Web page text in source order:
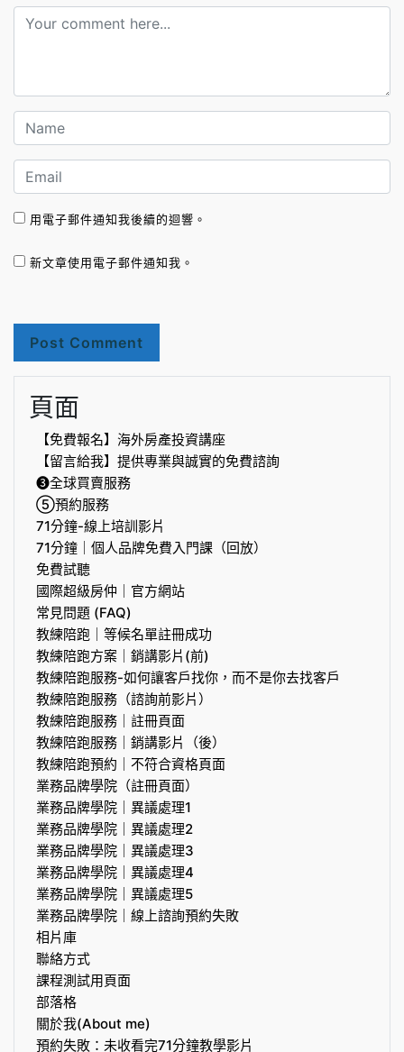
用電子郵件通知我後續的迴響。
新文章使用電子郵件通知我。
頁面
【免費報名】海外房產投資講座
【留言給我】提供專業與誠實的免費諮詢
❸全球買賣服務
⑤預約服務
71分鐘-線上培訓影片
71分鐘｜個人品牌免費入門課（回放）
免費試聽
國際超級房仲｜官方網站
常見問題 (FAQ)
教練陪跑｜等候名單註冊成功
教練陪跑方案｜銷講影片(前)
教練陪跑服務-如何讓客戶找你，而不是你去找客戶
教練陪跑服務（諮詢前影片）
教練陪跑服務｜註冊頁面
教練陪跑服務｜銷講影片（後）
教練陪跑預約｜不符合資格頁面
業務品牌學院（註冊頁面）
業務品牌學院｜異議處理1
業務品牌學院｜異議處理2
業務品牌學院｜異議處理3
業務品牌學院｜異議處理4
業務品牌學院｜異議處理5
業務品牌學院｜線上諮詢預約失敗
相片庫
聯絡方式
課程測試用頁面
部落格
關於我(About me)
預約失敗：未收看完71分鐘教學影片